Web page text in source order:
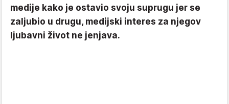
medije kako je ostavio svoju suprugu jer se
zaljubio u drugu, medijski interes za njegov
ljubavni život ne jenjava.